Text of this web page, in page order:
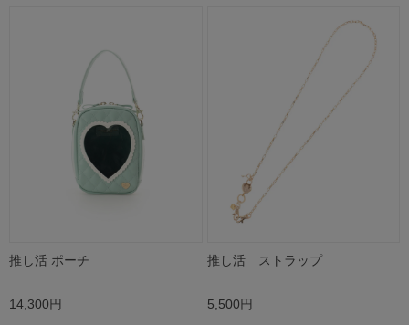
推し活 ポーチ
14,300円
推し活 ストラップ
5,500円